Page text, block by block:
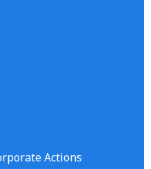
Actions